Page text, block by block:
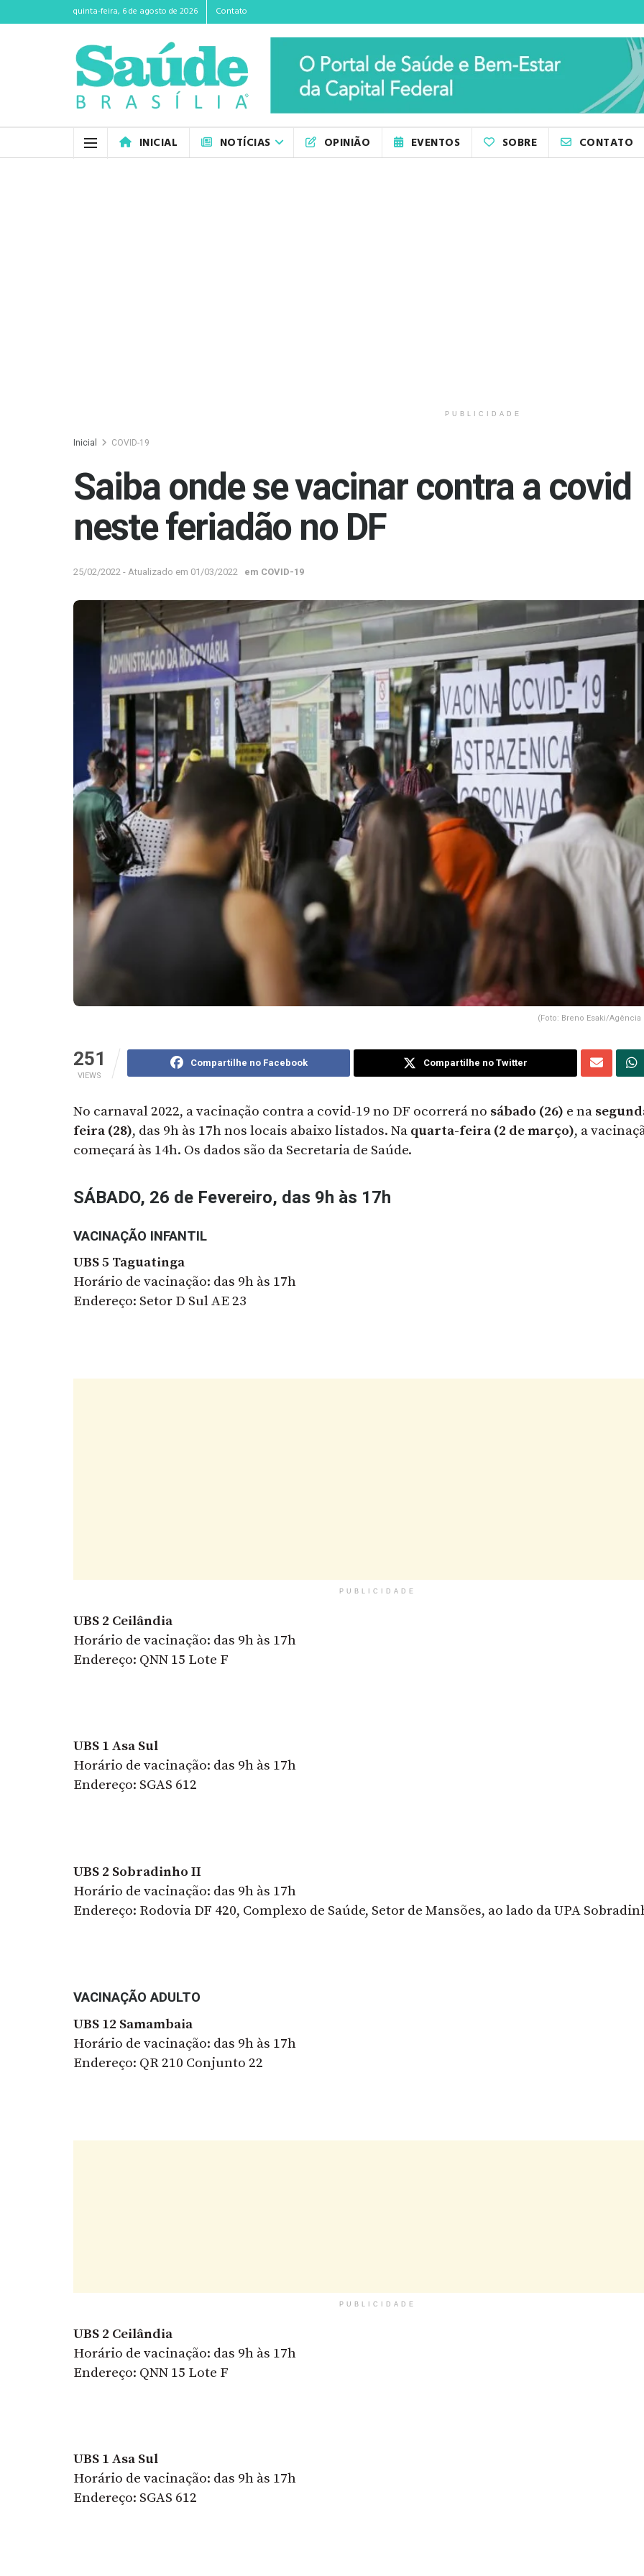
quinta-feira, 6 de agosto de 2026 Contato
INICIAL NOTÍCIAS OPINIÃO EVENTOS SOBRE CONTATO
PUBLICIDADE
Inicial COVID-19
Saiba onde se vacinar contra a covid
neste feriadão no DF
25/02/2022 - Atualizado em 01/03/2022 em COVID-19
(Foto: Breno Esaki/Agência
251
VIEWS
Compartilhe no Facebook Compartilhe no Twitter
No carnaval 2022, a vacinação contra a covid-19 no DF ocorrerá no sábado (26) e na
feira (28), das 9h às 17h nos locais abaixo listados. Na quarta-feira (2 de março), a
começará às 14h. Os dados são da Secretaria de Saúde.
SÁBADO, 26 de Fevereiro, das 9h às 17h
VACINAÇÃO INFANTIL
UBS 5 Taguatinga
Horário de vacinação: das 9h às 17h
Endereço: Setor D Sul AE 23
PUBLICIDADE
UBS 2 Ceilândia
Horário de vacinação: das 9h às 17h
Endereço: QNN 15 Lote F
UBS 1 Asa Sul
Horário de vacinação: das 9h às 17h
Endereço: SGAS 612
UBS 2 Sobradinho II
Horário de vacinação: das 9h às 17h
Endereço: Rodovia DF 420, Complexo de Saúde, Setor de Mansões, ao lado da UPA
VACINAÇÃO ADULTO
UBS 12 Samambaia
Horário de vacinação: das 9h às 17h
Endereço: QR 210 Conjunto 22
PUBLICIDADE
UBS 2 Ceilândia
Horário de vacinação: das 9h às 17h
Endereço: QNN 15 Lote F
UBS 1 Asa Sul
Horário de vacinação: das 9h às 17h
Endereço: SGAS 612